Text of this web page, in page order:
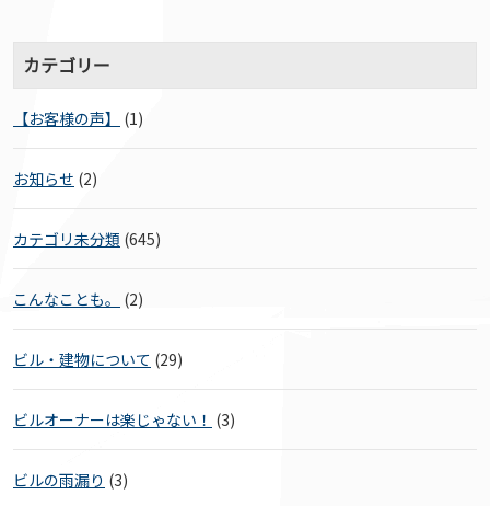
カテゴリー
【お客様の声】 (1)
お知らせ (2)
カテゴリ未分類 (645)
こんなことも。 (2)
ビル・建物について (29)
ビルオーナーは楽じゃない！ (3)
ビルの雨漏り (3)